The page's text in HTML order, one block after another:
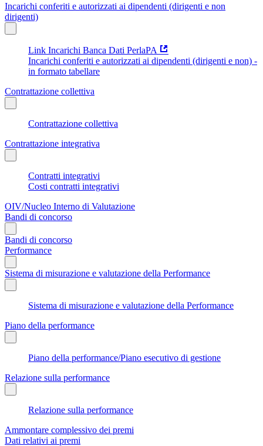
Incarichi conferiti e autorizzati ai dipendenti (dirigenti e non
dirigenti)
Link Incarichi Banca Dati PerlaPA
Incarichi conferiti e autorizzati ai dipendenti (dirigenti e non) -
in formato tabellare
Contrattazione collettiva
Contrattazione collettiva
Contrattazione integrativa
Contratti integrativi
Costi contratti integrativi
OIV/Nucleo Interno di Valutazione
Bandi di concorso
Bandi di concorso
Performance
Sistema di misurazione e valutazione della Performance
Sistema di misurazione e valutazione della Performance
Piano della performance
Piano della performance/Piano esecutivo di gestione
Relazione sulla performance
Relazione sulla performance
Ammontare complessivo dei premi
Dati relativi ai premi